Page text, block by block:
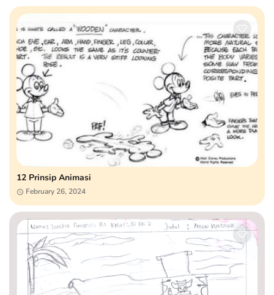
12 Prinsip Animasi
February 26, 2024